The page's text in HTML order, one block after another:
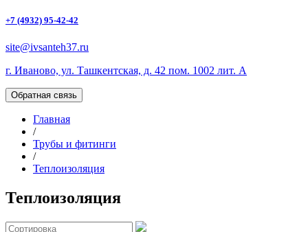
+7 (4932) 95-42-42
site@ivsanteh37.ru
г. Иваново, ул. Ташкентская, д. 42 пом. 1002 лит. А
Обратная связь
Главная
/
Трубы и фитинги
/
Теплоизоляция
Теплоизоляция